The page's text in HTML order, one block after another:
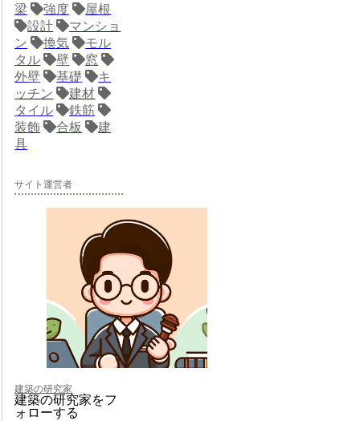
梁
強度
屋根
設計
マンショ
ン
換気
モル
タル
壁
窓
外壁
基礎
キ
ッチン
建材
タイル
鉄筋
装飾
合板
建
具
サイト運営者
建築の研究家
建築の研究家をフ
ォローする